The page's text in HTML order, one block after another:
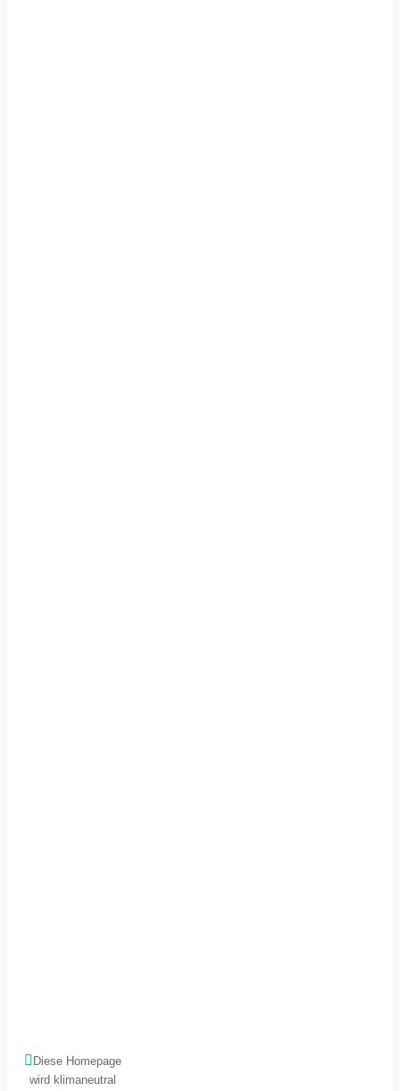
Diese Homepage
wird klimaneutral